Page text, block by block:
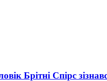
Брітні Спірс